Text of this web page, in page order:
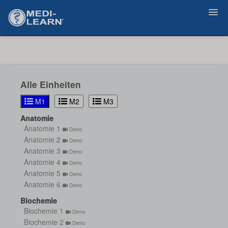
Alle Einheiten
M1 M2
M3
Anatomie
Anatomie 1
Demo
Anatomie 2 Demo
Anatomie 3 Demo
Anatomie 4 Demo
Anatomie 5 Demo
Anatomie 6 Demo
Biochemie
Biochemie 1
Demo
Biochemie 2 Demo